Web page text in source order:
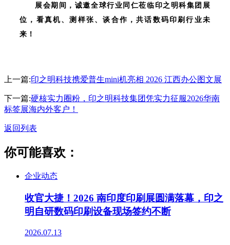
展会期间，诚邀全球行业同仁莅临印之明科集团展
位，看真机、测样张、谈合作，共话数码印刷行业未
来！
上一篇:印之明科技携爱普生mini机亮相 2026 江西办公图文展
下一篇:硬核实力圈粉，印之明科技集团凭实力征服2026华南
标签展海内外客户！
返回列表
你可能喜欢：
企业动态
收官大捷！2026 南印度印刷展圆满落幕，印之
明自研数码印刷设备现场签约不断
2026.07.13